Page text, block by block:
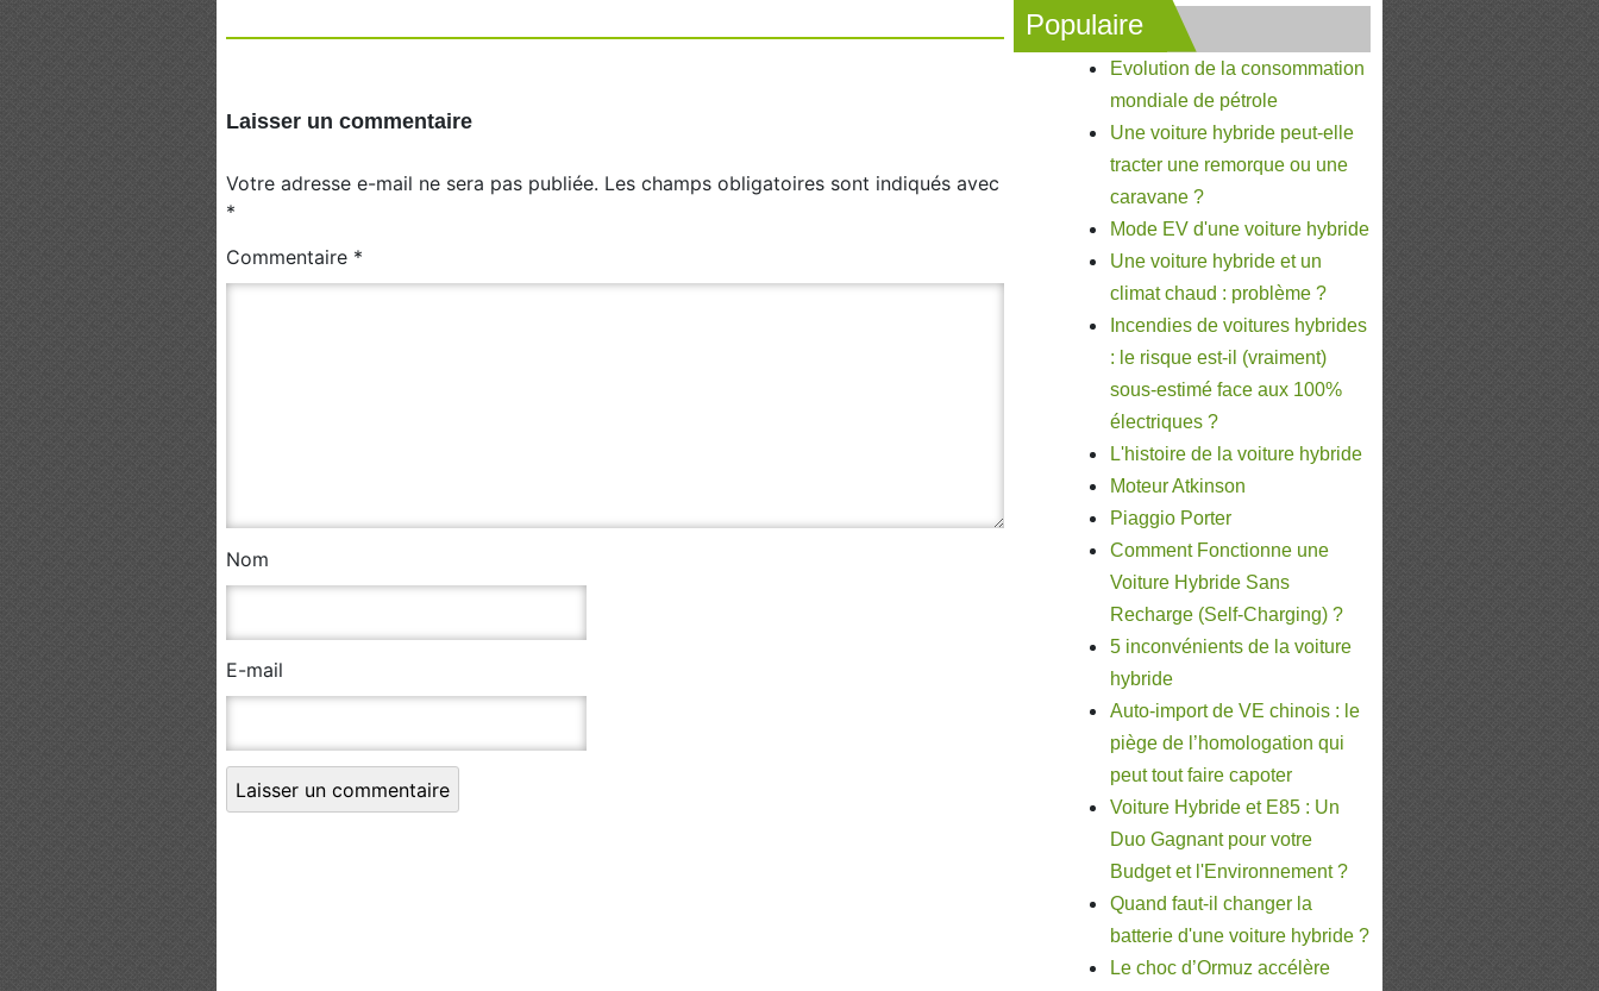
Laisser un commentaire
Votre adresse e-mail ne sera pas publiée. Les champs obligatoires sont indiqués avec
*
Commentaire *
Nom
E-mail
Populaire
Evolution de la consommation
mondiale de pétrole
Une voiture hybride peut-elle
tracter une remorque ou une
caravane ?
Mode EV d'une voiture hybride
Une voiture hybride et un
climat chaud : problème ?
Incendies de voitures hybrides
: le risque est-il (vraiment)
sous-estimé face aux 100%
électriques ?
L'histoire de la voiture hybride
Moteur Atkinson
Piaggio Porter
Comment Fonctionne une
Voiture Hybride Sans
Recharge (Self-Charging) ?
5 inconvénients de la voiture
hybride
Auto-import de VE chinois : le
piège de l’homologation qui
peut tout faire capoter
Voiture Hybride et E85 : Un
Duo Gagnant pour votre
Budget et l'Environnement ?
Quand faut-il changer la
batterie d'une voiture hybride ?
Le choc d’Ormuz accélère